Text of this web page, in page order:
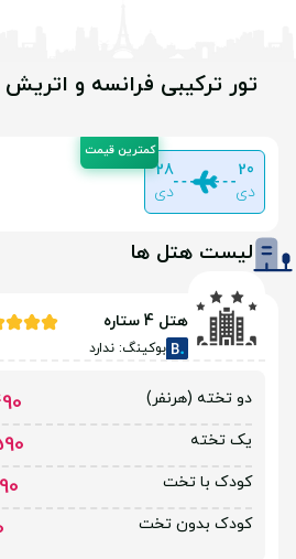
تور ترکیبی فرانسه و
20
دی
28
دی
لیست هتل ها
هتل 4 ستاره
بوکینگ: ندارد
دو تخته (هرنفر)
یک تخته
کودک با تخت
کودک بدون تخت